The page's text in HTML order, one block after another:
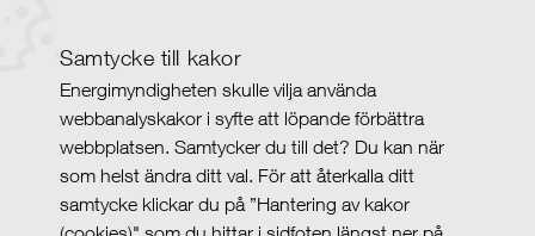
Samtycke till kakor
Energimyndigheten skulle vilja använda
webbanalyskakor i syfte att löpande förbättra
webbplatsen. Samtycker du till det? Du kan när
som helst ändra ditt val. För att återkalla ditt
samtycke klickar du på ”Hantering av kakor